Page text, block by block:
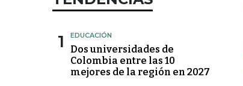
1 EDUCACIÓN
Dos universidades de
Colombia entre las 10
mejores de la región en 2027